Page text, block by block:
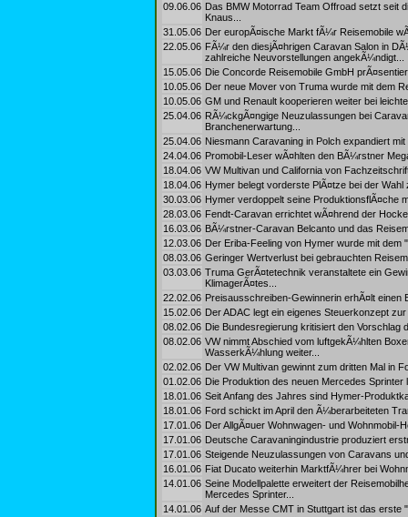
09.06.06 Das BMW Motorrad Team Offroad setzt seit
Knaus...
31.05.06 Der europÃ¤ische Markt fÃ¼r Reisemobile
22.05.06 FÃ¼r den diesjÃ¤hrigen Caravan Salon in
zahlreiche Neuvorstellungen angekÃ¼ndigt...
15.05.06 Die Concorde Reisemobile GmbH
10.05.06 Der neue Mover von Truma wurde mit dem
10.05.06 GM und Renault kooperieren weiter bei
25.04.06 RÃ¼ckgÃ¤ngige Neuzulassungen bei
Branchenerwartung...
25.04.06 Niesmann Caravaning in Polch expandiert mit
24.04.06 Promobil-Leser wÃ¤hlten den BÃ¼rstner
18.04.06 VW Multivan und California von
18.04.06 Hymer belegt vorderste PlÃ¤tze bei der
30.03.06 Hymer verdoppelt seine ProduktionsflÃ¤che
28.03.06 Fendt-Caravan errichtet wÃ¤hrend der
16.03.06 BÃ¼rstner-Caravan Belcanto und das
12.03.06 Der Eriba-Feeling von Hymer wurde mit
08.03.06 Geringer Wertverlust bei gebrauchten
03.03.06 Truma GerÃ¤tetechnik veranstaltete ein
KlimagerÃ¤tes...
22.02.06 Preisausschreiben-Gewinnerin erhÃ¤lt einen
15.02.06 Der ADAC legt ein eigenes Steuerkonzept
08.02.06 Die Bundesregierung kritisiert den
08.02.06 VW nimmt Abschied vom luftgekÃ¼hlten
WasserkÃ¼hlung weiter...
02.02.06 Der VW Multivan gewinnt zum dritten Mal in
01.02.06 Die Produktion des neuen Mercedes
18.01.06 Seit Anfang des Jahres sind Hymer-
18.01.06 Ford schickt im April den Ã¼berarbeiteten
17.01.06 Der AllgÃ¤uer Wohnwagen- und Wohnmobil-
17.01.06 Deutsche Caravaningindustrie produziert
17.01.06 Steigende Neuzulassungen von Caravans
16.01.06 Fiat Ducato weiterhin MarktfÃ¼hrer bei
14.01.06 Seine Modellpalette erweitert der
Mercedes Sprinter...
14.01.06 Auf der Messe CMT in Stuttgart ist das erste